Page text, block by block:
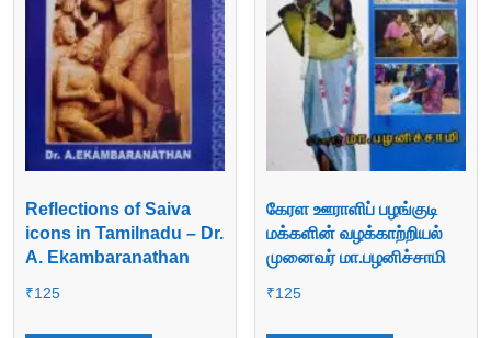
Reflections of Saiva
icons in Tamilnadu – Dr.
A. Ekambaranathan
₹125
கேரள ஊராளிப் பழங்குடி
மக்களின் வழக்காற்றியல்
முனைவர் மா.பழனிச்சாமி
₹125